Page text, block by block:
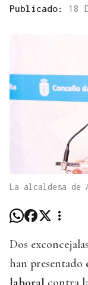
Publicado: 18
La alcaldesa de
Dos
han presentado